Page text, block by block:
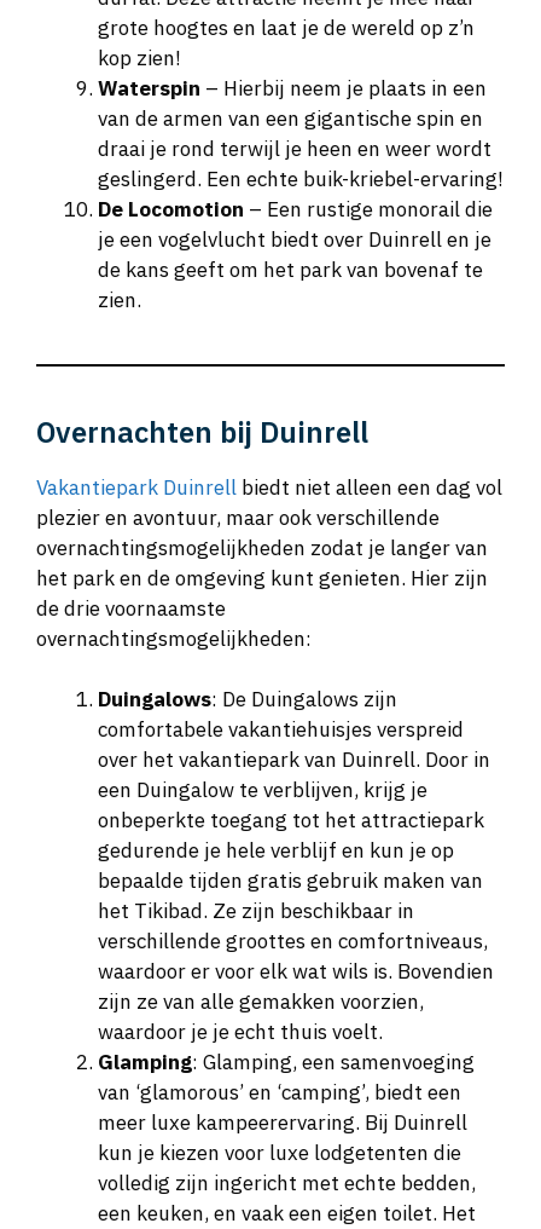
grote hoogtes en laat je de wereld op z’n
kop zien!
Waterspin – Hierbij neem je plaats in een
van de armen van een gigantische spin en
draai je rond terwijl je heen en weer wordt
geslingerd. Een echte buik-kriebel-ervaring!
De Locomotion – Een rustige monorail die
je een vogelvlucht biedt over Duinrell en je
de kans geeft om het park van bovenaf te
zien.
Overnachten bij Duinrell
Vakantiepark Duinrell biedt niet alleen een dag vol
plezier en avontuur, maar ook verschillende
overnachtingsmogelijkheden zodat je langer van
het park en de omgeving kunt genieten. Hier zijn
de drie voornaamste
overnachtingsmogelijkheden:
Duingalows: De Duingalows zijn
comfortabele vakantiehuisjes verspreid
over het vakantiepark van Duinrell. Door in
een Duingalow te verblijven, krijg je
onbeperkte toegang tot het attractiepark
gedurende je hele verblijf en kun je op
bepaalde tijden gratis gebruik maken van
het Tikibad. Ze zijn beschikbaar in
verschillende groottes en comfortniveaus,
waardoor er voor elk wat wils is. Bovendien
zijn ze van alle gemakken voorzien,
waardoor je je echt thuis voelt.
Glamping: Glamping, een samenvoeging
van ‘glamorous’ en ‘camping’, biedt een
meer luxe kampeerervaring. Bij Duinrell
kun je kiezen voor luxe lodgetenten die
volledig zijn ingericht met echte bedden,
een keuken, en vaak een eigen toilet. Het